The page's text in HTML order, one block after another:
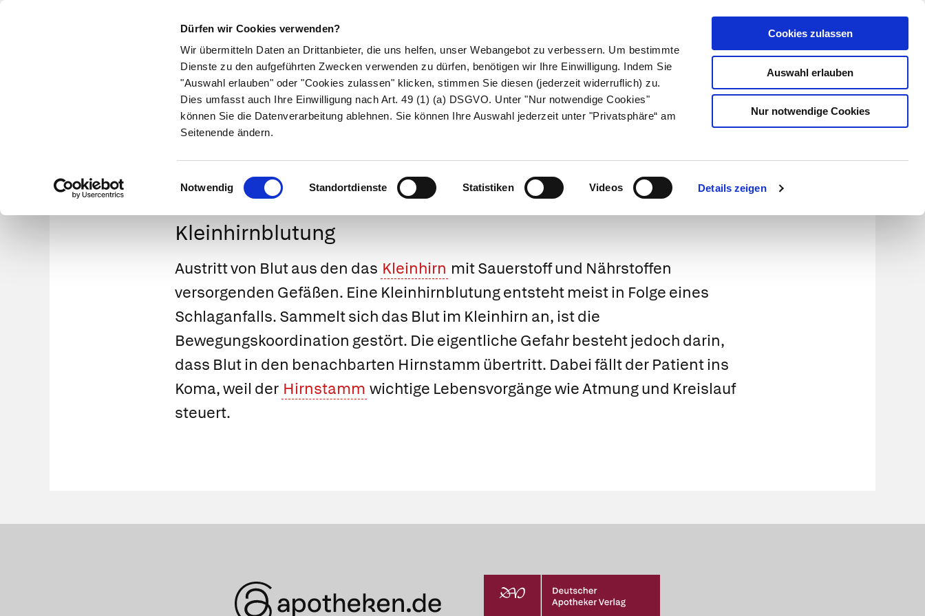
Dürfen wir Cookies verwenden?
Wir übermitteln Daten an Drittanbieter, die uns helfen, unser Webangebot zu verbessern. Um bestimmte
Dienste zu den aufgeführten Zwecken verwenden zu dürfen, benötigen wir Ihre Einwilligung. Indem Sie
"Auswahl erlauben" oder "Cookies zulassen" klicken, stimmen Sie diesen (jederzeit widerruflich) zu.
Dies umfasst auch Ihre Einwilligung nach Art. 49 (1) (a) DSGVO. Unter "Nur notwendige Cookies"
können Sie die Datenverarbeitung ablehnen. Sie können Ihre Auswahl jederzeit unter "Privatsphäre“ am
Seitenende ändern.
Einwilligungsauswahl
Notwendig Standortdienste Statistiken Videos Details zeigen
Cookies zulassen
Auswahl erlauben
Nur notwendige Cookies
Kundenlogin
Suche
Symptome Therapie Medikamente Naturheilkunde Eltern & Kind Gesund leben Über uns
Medizinlexikon
Kleinhirnblutung
Austritt von Blut aus den das Kleinhirn mit Sauerstoff und Nährstoffen
versorgenden Gefäßen. Eine Kleinhirnblutung entsteht meist in Folge eines
Schlaganfalls. Sammelt sich das Blut im Kleinhirn an, ist die
Bewegungskoordination gestört. Die eigentliche Gefahr besteht jedoch darin,
dass Blut in den benachbarten Hirnstamm übertritt. Dabei fällt der Patient ins
Koma, weil der Hirnstamm wichtige Lebensvorgänge wie Atmung und Kreislauf
steuert.